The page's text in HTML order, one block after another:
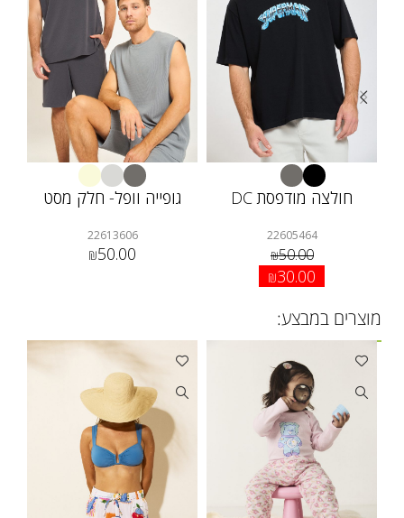
חולצה מודפסת DC
22605464
₪50.00
₪30.00
גופייה וופל- חלק מסט
22613606
₪50.00
מוצרים במבצע: